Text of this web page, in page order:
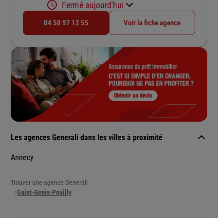
Fermé aujourd'hui
04 50 97 12 55 Voir la fiche agence
Les agences Generali dans les villes à proximité
Annecy
Trouver une agence Generali
Saint-Genis-Pouilly